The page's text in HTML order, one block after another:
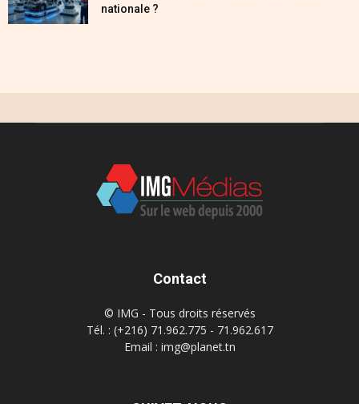
nationale ?
Contact
© IMG - Tous droits réservés
Tél. : (+216) 71.962.775 - 71.962.617
Email : img@planet.tn